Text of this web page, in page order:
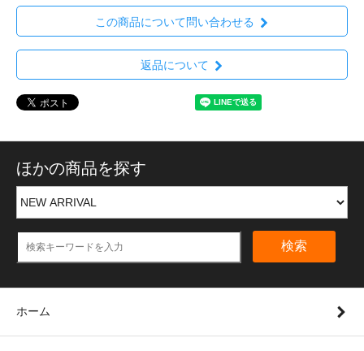
この商品について問い合わせる
返品について
ほかの商品を探す
検索
ホーム